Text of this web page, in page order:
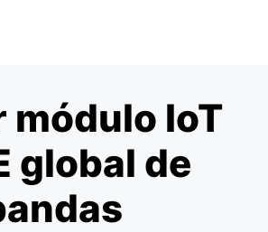
módulo IoT
global de